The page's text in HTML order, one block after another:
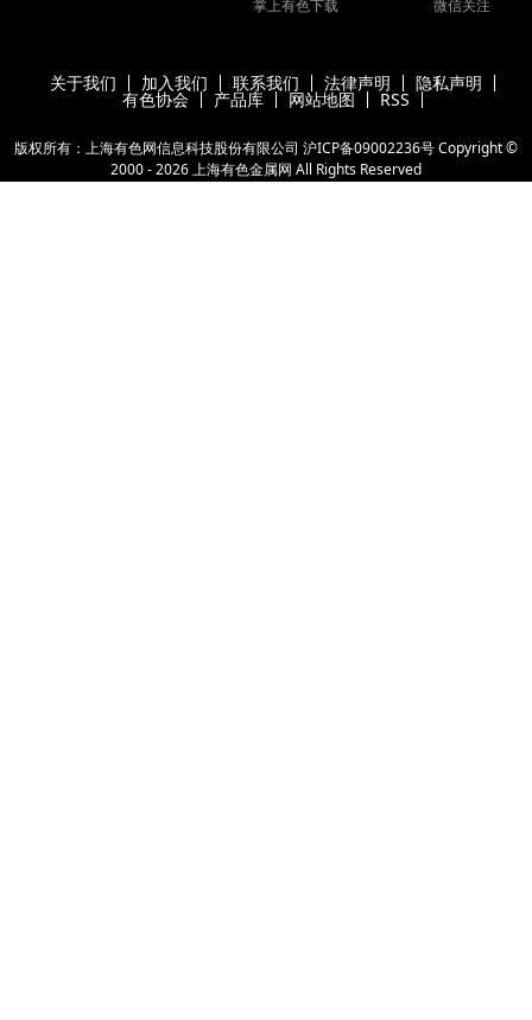
掌上有色下载 微信关注
关于我们 加入我们 联系我们 法律声明 隐私声明
有色协会 产品库 网站地图 RSS
版权所有：上海有色网信息科技股份有限公司 沪ICP备09002236号Copyright ©
2000 -2026上海有色金属网 All Rights Reserved